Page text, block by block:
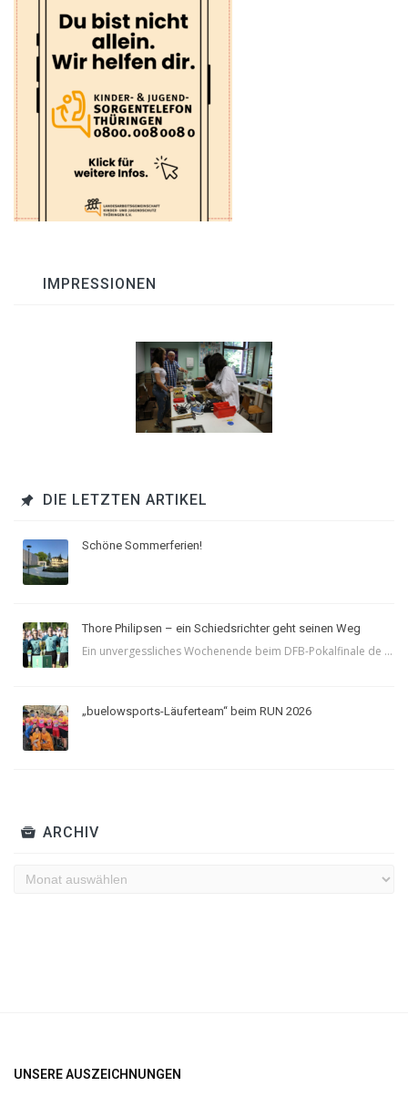
IMPRESSIONEN
DIE LETZTEN ARTIKEL
Schöne Sommerferien!
Thore Philipsen – ein Schiedsrichter geht seinen Weg
Ein unvergessliches Wochenende beim DFB-Pokalfinale de ...
„buelowsports-Läuferteam“ beim RUN 2026
ARCHIV
Archiv
UNSERE AUSZEICHNUNGEN